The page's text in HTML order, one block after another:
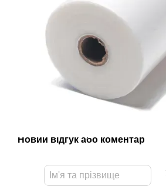
Новий відгук або коментар